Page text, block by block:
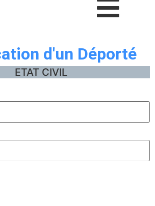
d'un Déporté
ETAT CIVIL